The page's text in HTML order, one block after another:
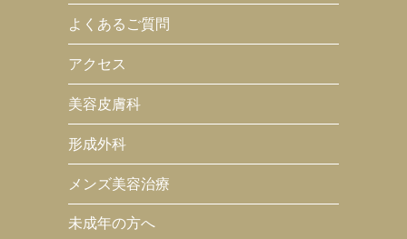
よくあるご質問
アクセス
美容皮膚科
形成外科
メンズ美容治療
未成年の方へ